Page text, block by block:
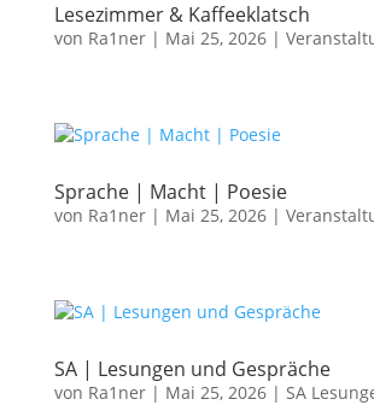
Lesezimmer & Kaffeeklatsch
von Ra1ner| Mai 25, 2026|
Sprache | Macht | Poesie
von Ra1ner| Mai 25, 2026|
SA | Lesungen und Gespräche
von Ra1ner| Mai 25, 2026| SA